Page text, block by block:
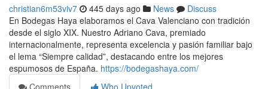
christian6m53viv7 445 days ago News
Discuss
En Bodegas Haya elaboramos el Cava Valenciano con tradición
desde el siglo XIX. Nuestro Adriano Cava, premiado
internacionalmente, representa excelencia y pasión familiar bajo
el lema “Siempre calidad”, destacando entre los mejores
espumosos de España. https://bodegashaya.com/
Comments
Who Upvoted